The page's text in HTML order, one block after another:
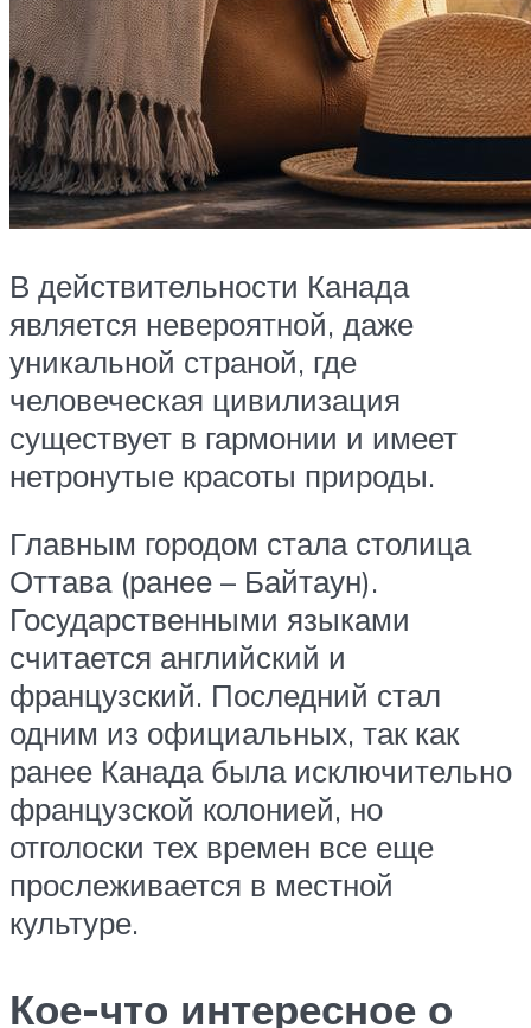
В действительности Канада
является невероятной, даже
уникальной страной, где
человеческая цивилизация
существует в гармонии и имеет
нетронутые красоты природы.
Главным городом стала столица
Оттава (ранее – Байтаун).
Государственными языками
считается английский и
французский. Последний стал
одним из официальных, так как
ранее Канада была исключительно
французской колонией, но
отголоски тех времен все еще
прослеживается в местной
культуре.
Кое-что интересное о